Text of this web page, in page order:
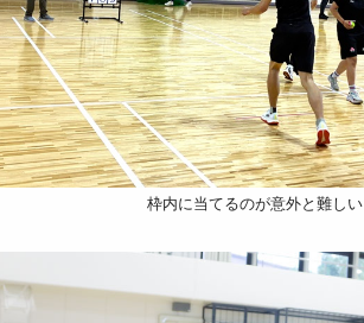
枠内に当てるのが意外と難しい